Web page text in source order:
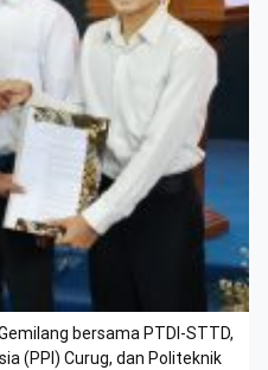
bersama PTDI-STTD,
(PPI) Curug, dan Politeknik